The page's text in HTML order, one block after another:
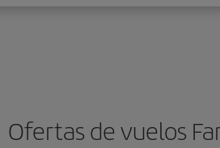
Ofertas de vuelos